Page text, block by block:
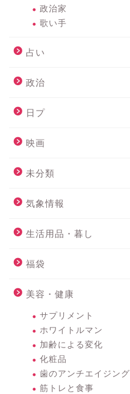
政治家
歌い手
占い
政治
日プ
映画
未分類
気象情報
生活用品・暮し
福袋
美容・健康
サプリメント
ホワイトルマン
加齢による変化
化粧品
歯のアンチエイジング
筋トレと食事